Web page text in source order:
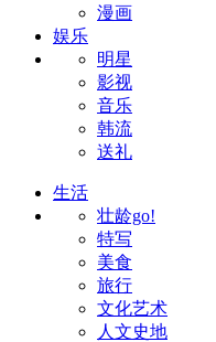
漫画
娱乐
明星
影视
音乐
韩流
送礼
生活
壮龄go!
特写
美食
旅行
文化艺术
人文史地